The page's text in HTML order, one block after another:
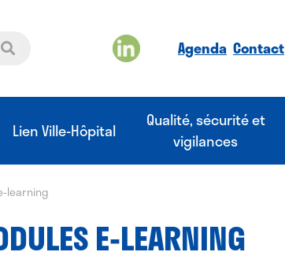
Agenda Contact
Lien Ville-Hôpital
Qualité, sécurité et
vigilances
learning
E-LEARNING